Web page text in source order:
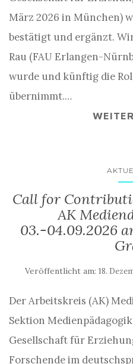
März 2026 in München)
bestätigt und ergänzt.
Rau (FAU Erlangen-
wurde und künftig die
übernimmt.…
Call for
AK
03.-04.09.2026
Veröffentlicht am: 18.
Der Arbeitskreis (AK)
Sektion
Gesellschaft für
Forschende im